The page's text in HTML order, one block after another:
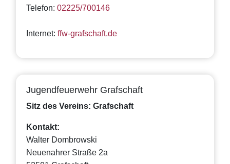
Telefon: 02225/700146
Internet: ffw-grafschaft.de
Jugendfeuerwehr Grafschaft
Sitz des Vereins: Grafschaft
Kontakt:
Walter Dombrowski
Neuenahrer Straße 2a